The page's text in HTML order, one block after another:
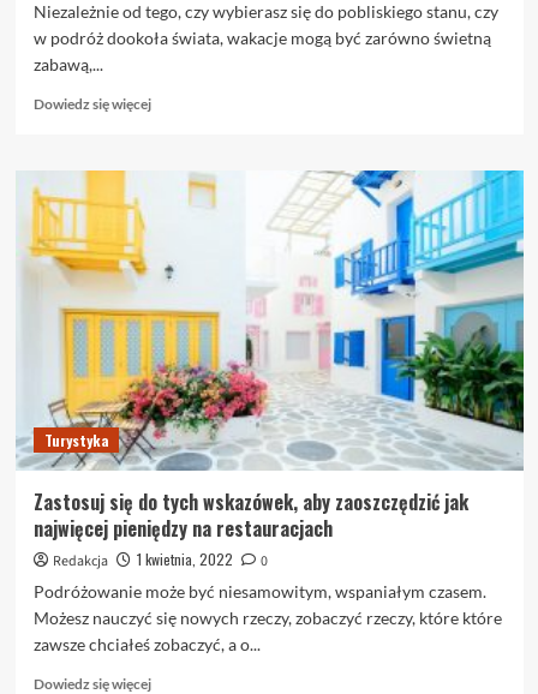
Niezależnie od tego, czy wybierasz się do pobliskiego stanu, czy
w podróż dookoła świata, wakacje mogą być zarówno świetną
zabawą,...
Dowiedz się więcejDowiedz
Wspaniałe
podróżowanie
maksymalne
wykorzystanie
urlopu
Turystyka
Zastosuj się do tych wskazówek, aby zaoszczędzić jak
najwięcej pieniędzy na restauracjach
Redakcja 1 kwietnia, 2022
0
Podróżowanie może być niesamowitym, wspaniałym czasem.
Możesz nauczyć się nowych rzeczy, zobaczyć rzeczy, które które
zawsze chciałeś zobaczyć, a o...
Dowiedz się więcejDowiedz